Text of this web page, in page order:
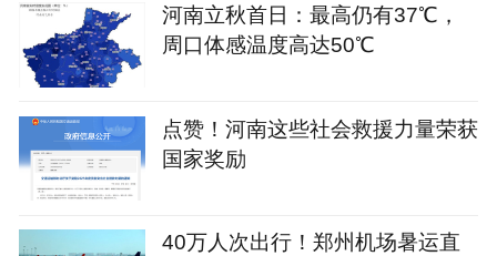
河南立秋首日：最高仍有37℃，
周口体感温度高达50℃
点赞！河南这些社会救援力量荣获
国家奖励
40万人次出行！郑州机场暑运直